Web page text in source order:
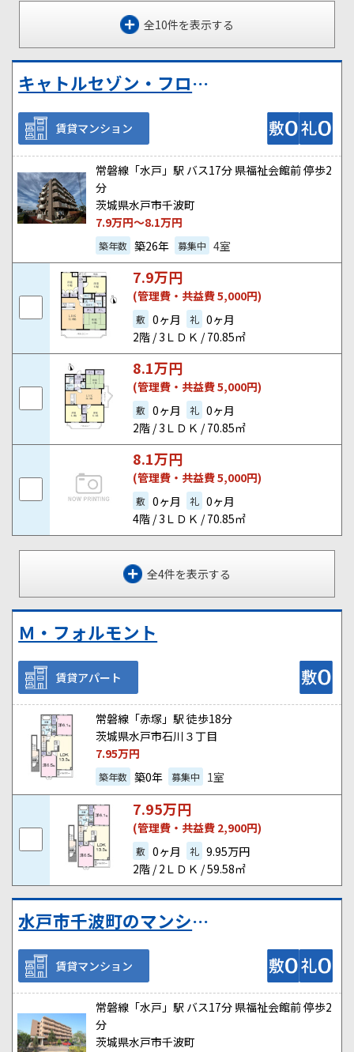
全10件を表示する
キャトルセゾン・フロール
賃貸マンション
常磐線「水戸」駅 バス17分 県福祉会館前 停歩2
分
茨城県水戸市千波町
7.9万円～8.1万円
築年数 築26年 募集中 4室
7.9万円
(管理費・共益費 5,000円)
敷 0ヶ月 礼 0ヶ月
2階 / 3ＬＤＫ / 70.85㎡
8.1万円
(管理費・共益費 5,000円)
敷 0ヶ月 礼 0ヶ月
2階 / 3ＬＤＫ / 70.85㎡
8.1万円
(管理費・共益費 5,000円)
敷 0ヶ月 礼 0ヶ月
4階 / 3ＬＤＫ / 70.85㎡
全4件を表示する
Ｍ・フォルモント
賃貸アパート
常磐線「赤塚」駅 徒歩18分
茨城県水戸市石川３丁目
7.95万円
築年数 築0年 募集中 1室
7.95万円
(管理費・共益費 2,900円)
敷 0ヶ月 礼 9.95万円
2階 / 2ＬＤＫ / 59.58㎡
水戸市千波町のマンション
賃貸マンション
常磐線「水戸」駅 バス17分 県福祉会館前 停歩2
分
茨城県水戸市千波町